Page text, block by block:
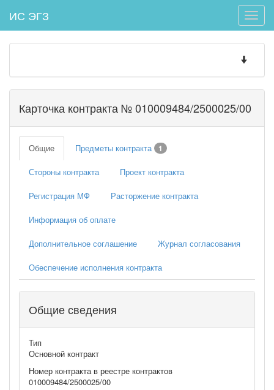
Toggle
ИС ЭГЗ
Toggle
Карточка контракта № 010009484/2500025/00
Общие Предметы контракта 1
Стороны контракта Проект контракта
Регистрация МФ Расторжение контракта
Информация об оплате
Дополнительное соглашение Журнал согласования
Обеспечение исполнения контракта
Общие сведения
Тип
Основной контракт
Номер контракта в реестре контрактов
010009484/2500025/00